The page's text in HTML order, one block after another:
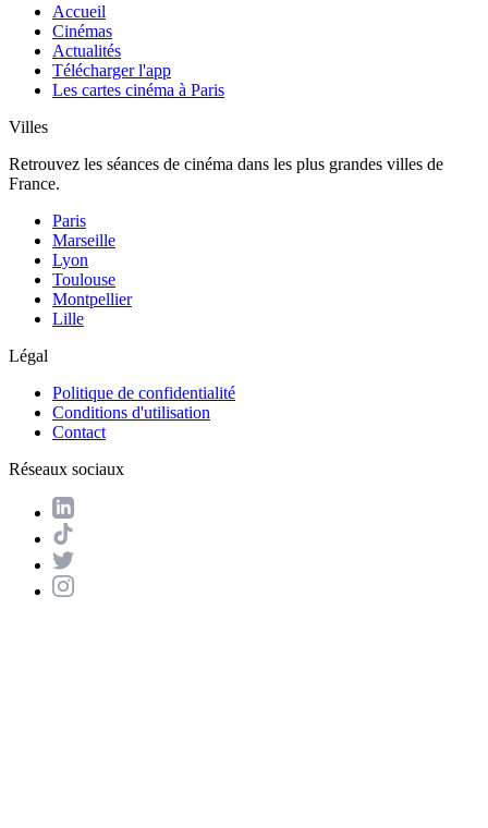
Accueil
Cinémas
Actualités
Télécharger l'app
Les cartes cinéma à Paris
Villes
Retrouvez les séances de cinéma dans les plus grandes villes de
France.
Paris
Marseille
Lyon
Toulouse
Montpellier
Lille
Légal
Politique de confidentialité
Conditions d'utilisation
Contact
Réseaux sociaux